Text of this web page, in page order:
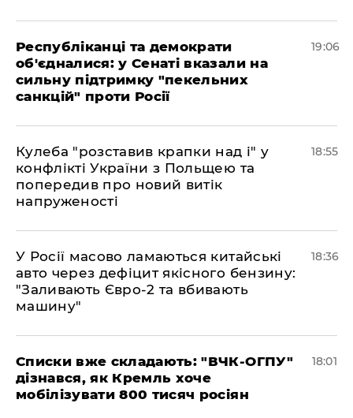
Республіканці та демократи
об'єдналися: у Сенаті вказали на
сильну підтримку "пекельних
санкцій" проти Росії
19:06
Кулеба "розставив крапки над і" у
конфлікті України з Польщею та
попередив про новий витік
напруженості
18:55
У Росії масово ламаються китайські
авто через дефіцит якісного бензину:
"Заливають Євро-2 та вбивають
машину"
18:36
Списки вже складають: "ВЧК-ОГПУ"
дізнався, як Кремль хоче
мобілізувати 800 тисяч росіян
18:01